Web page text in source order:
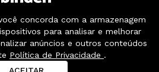
Privacidade e LGPD
SOUND .:. Todos os direitos
reservados
concorda com a armazenagem
para analisar e melhorar
anúncios e outros conteúdos
Política de Privacidade .